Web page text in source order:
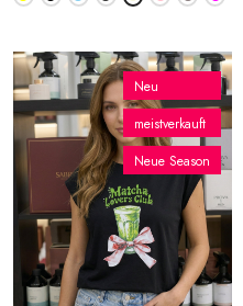
Neu
meistverkauft
Neue Season